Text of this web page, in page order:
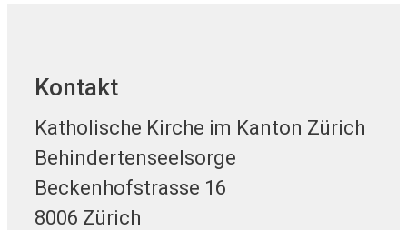
Kontakt
Katholische Kirche im Kanton Zürich
Behindertenseelsorge
Beckenhofstrasse 16
8006 Zürich